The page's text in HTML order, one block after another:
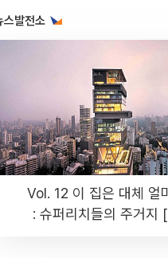
스발전소
Vol. 12 이 집은 대체 얼
: 슈퍼리치들의 주거지